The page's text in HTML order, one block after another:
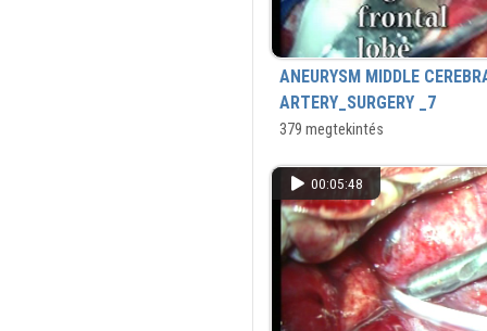
ANEURYSM MIDDLE
ARTERY_SURGERY _7
A középső agyi artéria (arteria
mikrosebészeti elzárása
379 megtekintés
00:05:48